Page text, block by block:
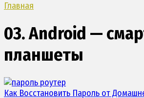
Главная
03. Android —
планшеты
Как Восстановить Пароль от